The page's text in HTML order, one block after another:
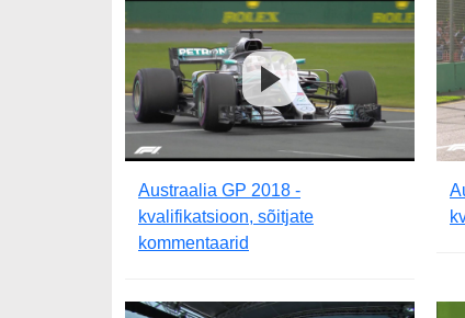
Austraalia GP 2018 -
kvalifikatsioon, sõitjate
kommentaarid